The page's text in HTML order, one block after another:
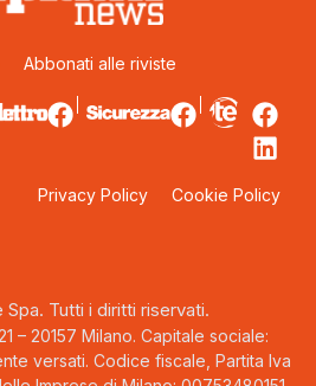
Abbonati alle riviste
Privacy Policy Cookie Policy
Tutti i diritti riservati.
– 20157 Milano. Capitale sociale:
versati. Codice fiscale, Partita Iva